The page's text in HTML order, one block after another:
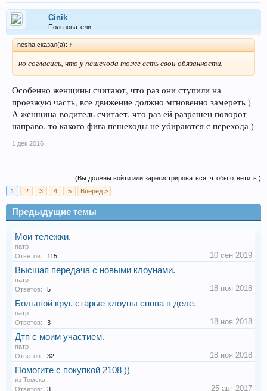
Cinik
Пользователи
nesha сказал(а): ↑
но согласись, что у пешехода тоже есть свои обязанности.
Особенно женщины считают, что раз они ступили на
проезжую часть, все движение должно мгновенно замереть )
А женщина-водитель считает, что раз ей разрешен поворот
направо, то какого фига пешеходы не убираются с перехода )
1 дек 2016
(Вы должны войти или зарегистрироваться, чтобы ответить.)
1
2 3 4 5 Вперёд >
Предыдущие темы
Мои тележки.
патр
Ответов:
115 10 сен 2019
Высшая передача с новыми клоунами.
патр
Ответов:
5 18 ноя 2018
Большой круг. старые клоуны снова в деле.
патр
Ответов:
3 18 ноя 2018
Дтп с моим участием.
патр
Ответов:
32 18 ноя 2018
Помогите с покупкой 2108 ))
из Томска
Ответов:
3 25 авг 2017